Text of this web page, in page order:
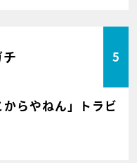
5
らやねん」トラビ